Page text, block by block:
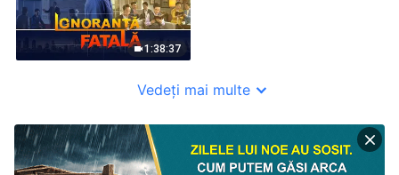
1:38:37
Vedeți mai multe